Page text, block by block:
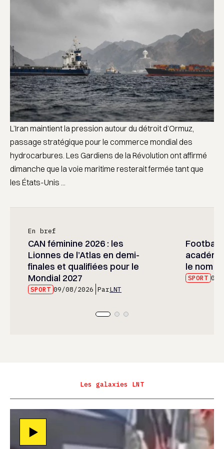
L’Iran maintient la pression autour du détroit d’Ormuz,
passage stratégique pour le commerce mondial des
hydrocarbures. Les Gardiens de la Révolution ont affirmé
dimanche que la voie maritime resterait fermée tant que
les États-Unis ...
En bref
CAN féminine 2026 : les
Lionnes de l’Atlas en demi-
finales et qualifiées pour le
Mondial 2027
SPORT 09/08/2026 ParLNT
Football
le nom
SPORT 09/
Les galaxies LNT